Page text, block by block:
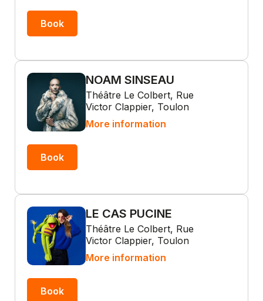
Book
NOAM SINSEAU
Théâtre Le Colbert, Rue
Victor Clappier, Toulon
More information
Book
LE CAS PUCINE
Théâtre Le Colbert, Rue
Victor Clappier, Toulon
More information
Book